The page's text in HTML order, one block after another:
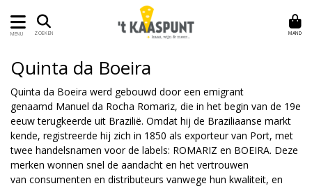
MENU ZOEKEN MAND
Quinta da Boeira
Quinta da Boeira werd gebouwd door een emigrant
genaamd Manuel da Rocha Romariz, die in het begin van de 19e
eeuw terugkeerde uit Brazilië. Omdat hij de Braziliaanse markt
kende, registreerde hij zich in 1850 als exporteur van Port, met
twee handelsnamen voor de labels: ROMARIZ en BOEIRA. Deze
merken wonnen snel de aandacht en het vertrouwen
van consumenten en distributeurs vanwege hun kwaliteit, en